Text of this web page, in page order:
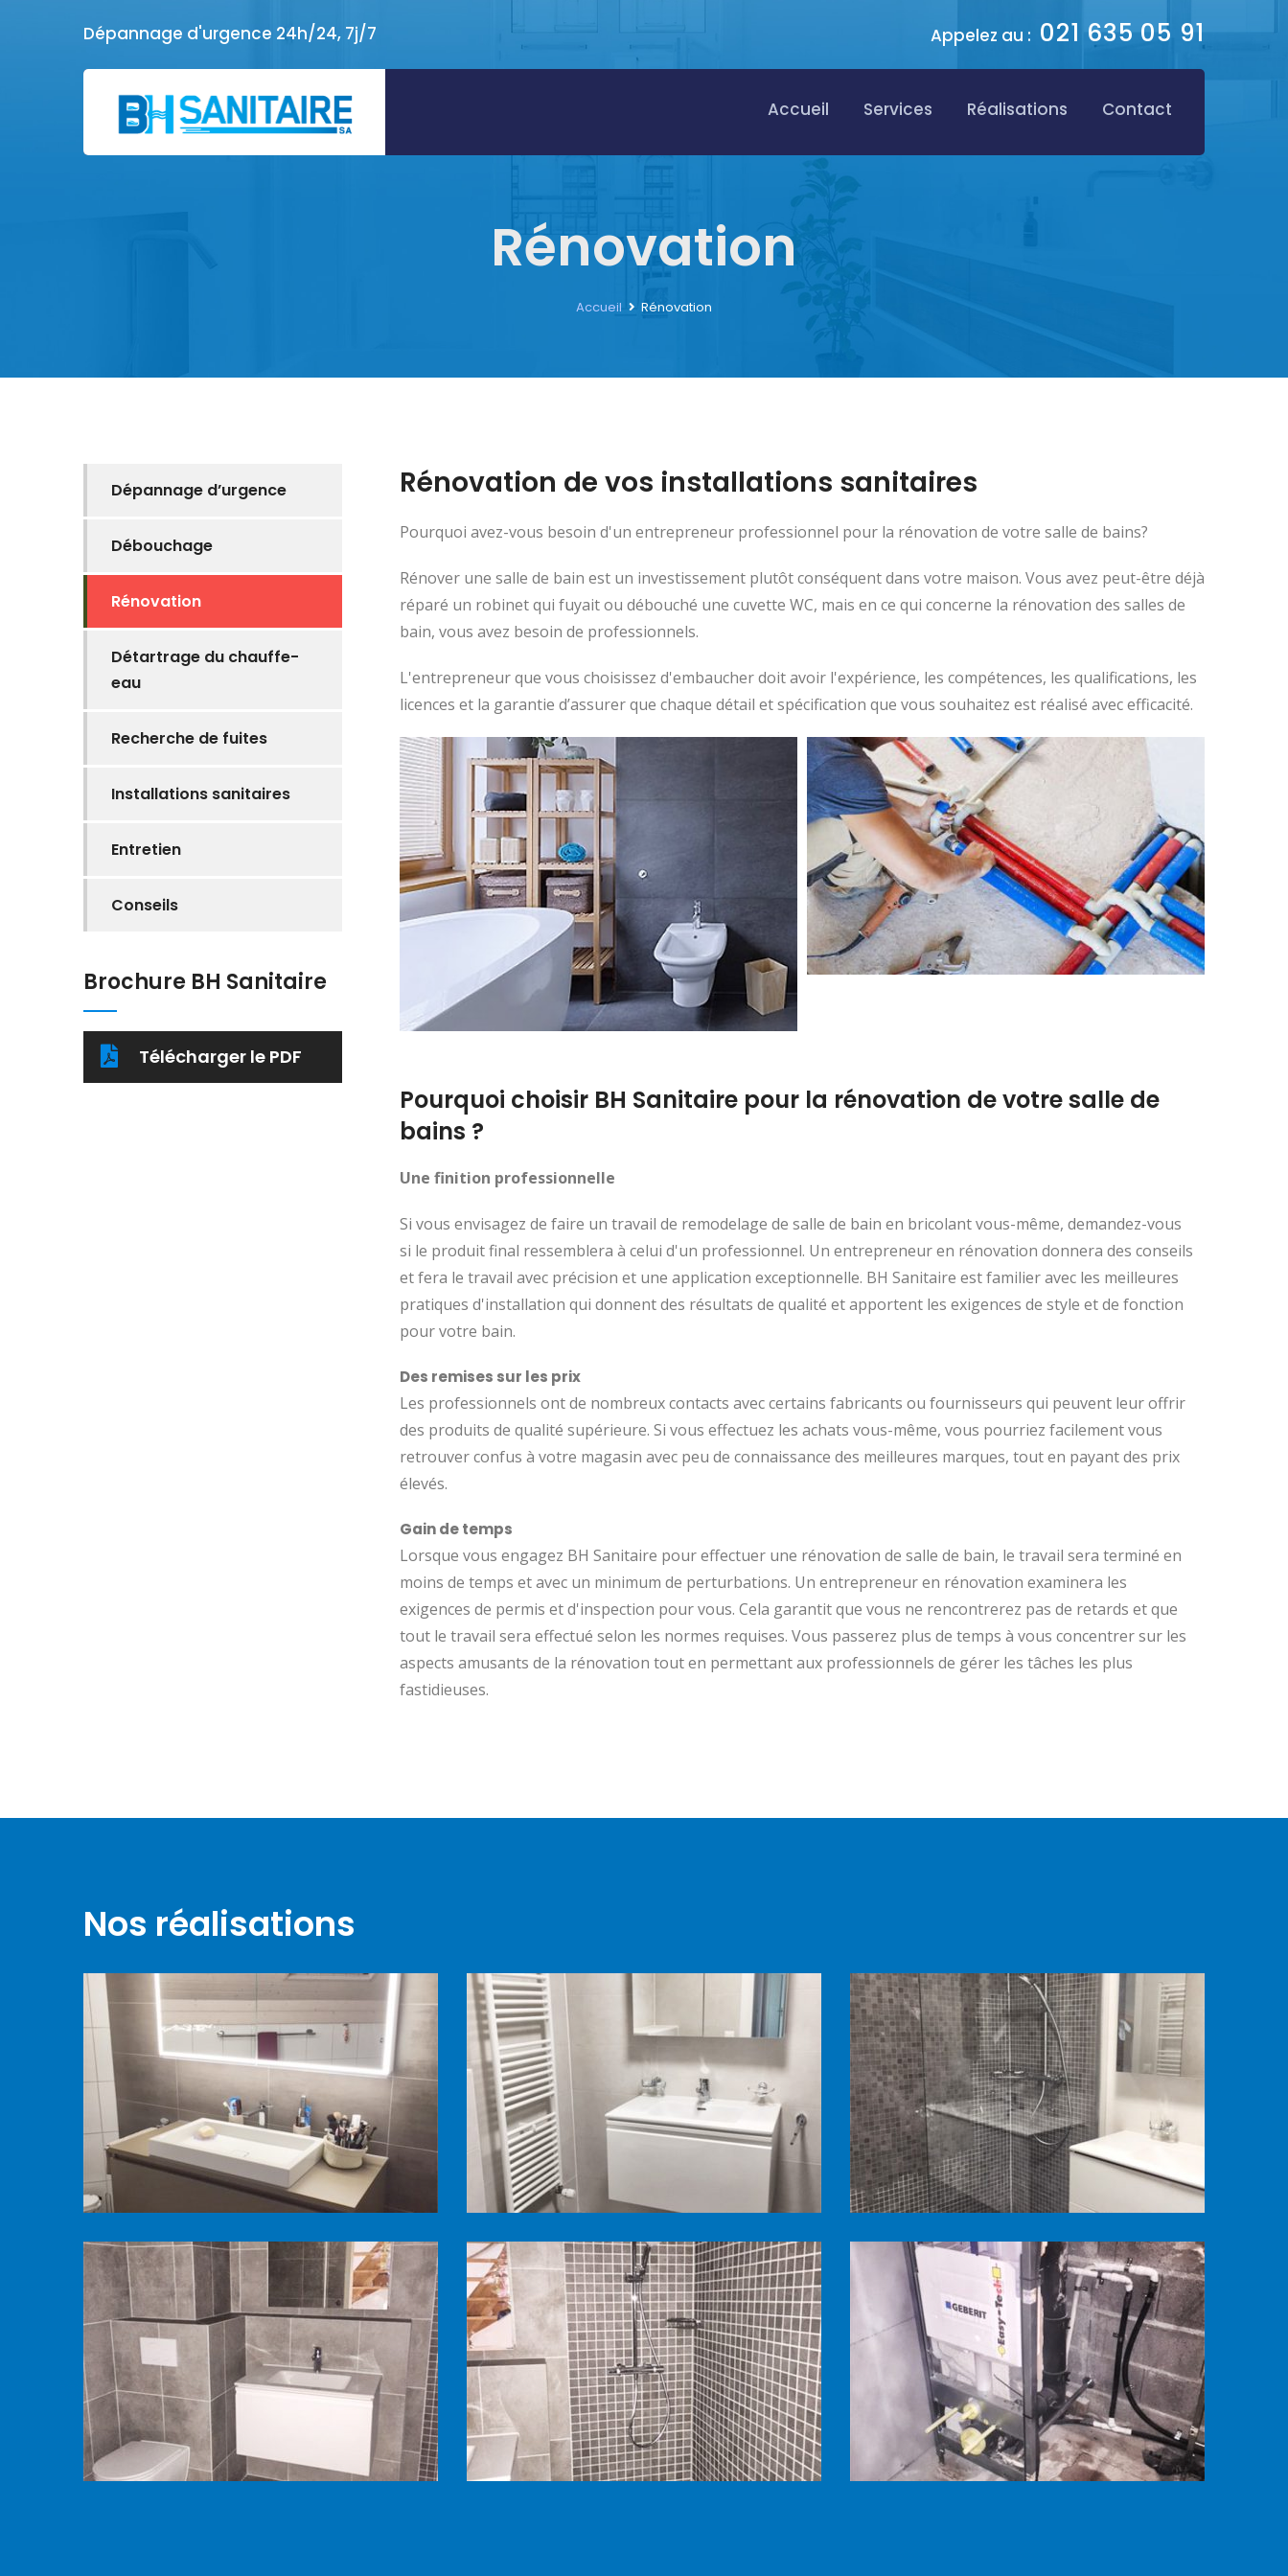
Dépannage d'urgence 24h/24, 7j/7 Appelez au : 021 635 05 91
Accueil Services Réalisations Contact
Rénovation
Accueil Rénovation
Dépannage d’urgence
Débouchage
Rénovation
Détartrage du chauffe-
eau
Recherche de fuites
Installations sanitaires
Entretien
Conseils
Brochure BH Sanitaire
Télécharger le PDF
Rénovation de vos installations sanitaires
Pourquoi avez-vous besoin d'un entrepreneur professionnel pour la rénovation de votre salle de bains?
Rénover une salle de bain est un investissement plutôt conséquent dans votre maison. Vous avez peut-être déjà
réparé un robinet qui fuyait ou débouché une cuvette WC, mais en ce qui concerne la rénovation des salles de
bain, vous avez besoin de professionnels.
L'entrepreneur que vous choisissez d'embaucher doit avoir l'expérience, les compétences, les qualifications, les
licences et la garantie d’assurer que chaque détail et spécification que vous souhaitez est réalisé avec efficacité.
Pourquoi choisir BH Sanitaire pour la rénovation de votre salle de
bains ?
Une finition professionnelle
Si vous envisagez de faire un travail de remodelage de salle de bain en bricolant vous-même, demandez-vous
si le produit final ressemblera à celui d'un professionnel. Un entrepreneur en rénovation donnera des conseils
et fera le travail avec précision et une application exceptionnelle. BH Sanitaire est familier avec les meilleures
pratiques d'installation qui donnent des résultats de qualité et apportent les exigences de style et de fonction
pour votre bain.
Des remises sur les prix
Les professionnels ont de nombreux contacts avec certains fabricants ou fournisseurs qui peuvent leur offrir
des produits de qualité supérieure. Si vous effectuez les achats vous-même, vous pourriez facilement vous
retrouver confus à votre magasin avec peu de connaissance des meilleures marques, tout en payant des prix
élevés.
Gain de temps
Lorsque vous engagez BH Sanitaire pour effectuer une rénovation de salle de bain, le travail sera terminé en
moins de temps et avec un minimum de perturbations. Un entrepreneur en rénovation examinera les
exigences de permis et d'inspection pour vous. Cela garantit que vous ne rencontrerez pas de retards et que
tout le travail sera effectué selon les normes requises. Vous passerez plus de temps à vous concentrer sur les
aspects amusants de la rénovation tout en permettant aux professionnels de gérer les tâches les plus
fastidieuses.
Nos réalisations